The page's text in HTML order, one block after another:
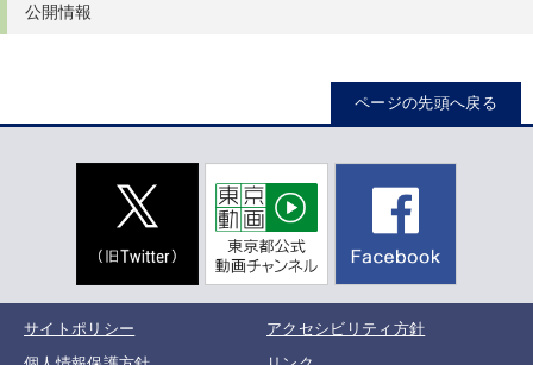
公開情報
ページの先頭へ戻る
サイトポリシー
アクセシビリティ方針